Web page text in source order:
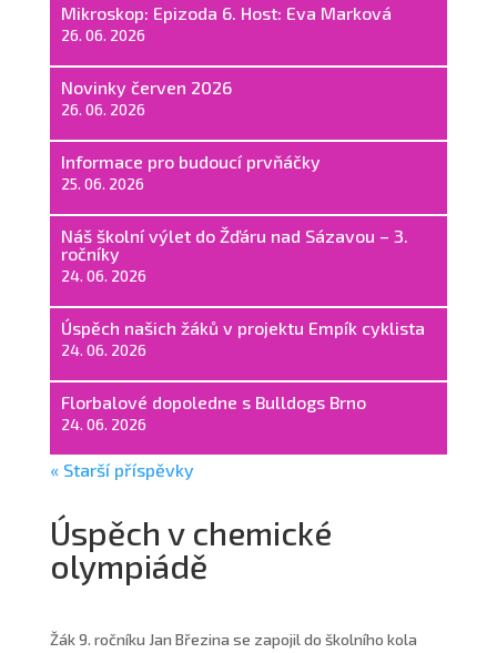
Mikroskop: Epizoda 6. Host: Eva Marková
26. 06. 2026
Novinky červen 2026
26. 06. 2026
Informace pro budoucí prvňáčky
25. 06. 2026
Náš školní výlet do Žďáru nad Sázavou – 3.
ročníky
24. 06. 2026
Úspěch našich žáků v projektu Empík cyklista
24. 06. 2026
Florbalové dopoledne s Bulldogs Brno
24. 06. 2026
« Starší příspěvky
Úspěch v chemické
olympiádě
Žák 9. ročníku Jan Březina se zapojil do školního kola